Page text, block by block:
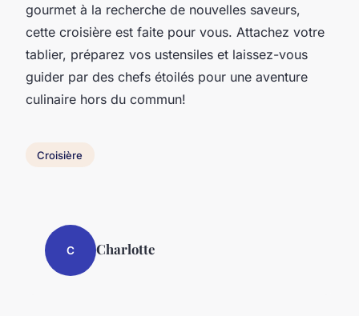
gourmet à la recherche de nouvelles saveurs,
cette croisière est faite pour vous. Attachez votre
tablier, préparez vos ustensiles et laissez-vous
guider par des chefs étoilés pour une aventure
culinaire hors du commun!
Croisière
C Charlotte